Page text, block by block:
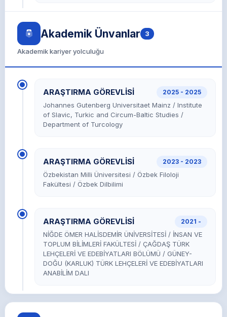
Akademik Ünvanlar 3
Akademik kariyer yolculuğu
ARAŞTIRMA GÖREVLİSİ 2025 - 2025
Johannes Gutenberg Universitaet Mainz / Institute
of Slavic, Turkic and Circum-Baltic Studies /
Department of Turcology
ARAŞTIRMA GÖREVLİSİ 2023 - 2023
Özbekistan Milli Üniversitesi / Özbek Filoloji
Fakültesi / Özbek Dilbilimi
ARAŞTIRMA GÖREVLİSİ 2021 -
NİĞDE ÖMER HALİSDEMİR ÜNİVERSİTESİ / İNSAN VE
TOPLUM BİLİMLERİ FAKÜLTESİ / ÇAĞDAŞ TÜRK
LEHÇELERİ VE EDEBİYATLARI BÖLÜMÜ / GÜNEY-
DOĞU (KARLUK) TÜRK LEHÇELERİ VE EDEBİYATLARI
ANABİLİM DALI